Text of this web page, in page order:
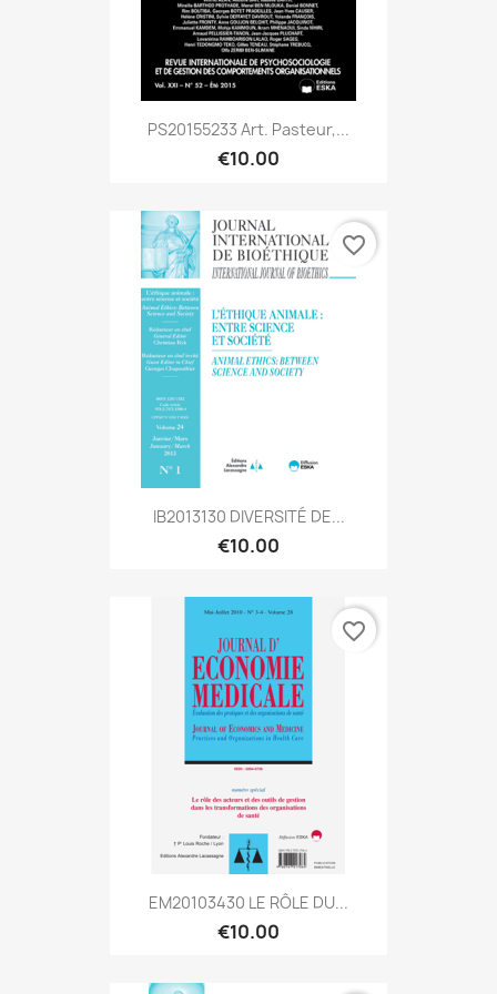
PS20155233 Art. Pasteur,...
€10.00
IB2013130 DIVERSITÉ DE...
€10.00
favorite_border
EM20103430 LE RÔLE DU...
€10.00
favorite_border